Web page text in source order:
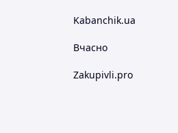
Kabanchik.ua
Вчасно
Zakupivli.pro